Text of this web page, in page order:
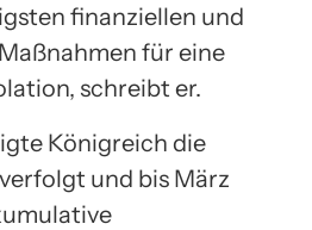
finanziellen und
für eine
schreibt er.
Königreich die
und bis März